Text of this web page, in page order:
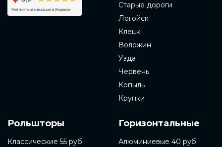
Старые дороги
Логойск
Клецк
Воложин
Узда
Червень
Копыль
Крупки
Рольшторы
Классические 55 руб
Горизонтальные
Алюминиевые 40 руб